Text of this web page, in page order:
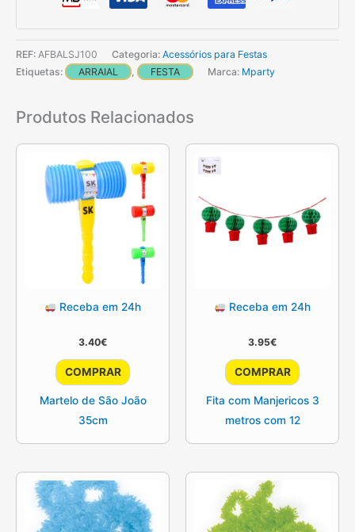
100
São
João)
REF: AFBALSJ100 Categoria: Acessórios para Festas
Etiquetas:
ARRAIAL FESTA Marca: Mparty
Produtos Relacionados
Receba em 24h
3.40€
COMPRAR
Martelo de São João
35cm
Receba em 24h
3.95€
COMPRAR
Fita com Manjericos 3
metros com 12